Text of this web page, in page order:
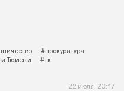
#прокуратура
Тюмени #тк
22 июля, 20:47